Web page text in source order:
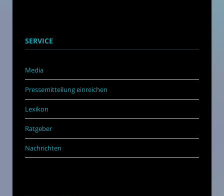
SERVICE
Media
Pressemitteilung einreichen
Lexikon
Ratgeber
Nachrichten